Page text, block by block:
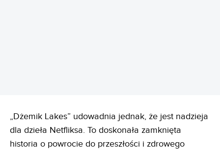
„Dżemik Lakes” udowadnia jednak, że jest nadzieja
dla dzieła Netfliksa. To doskonała zamknięta
historia o powrocie do przeszłości i zdrowego